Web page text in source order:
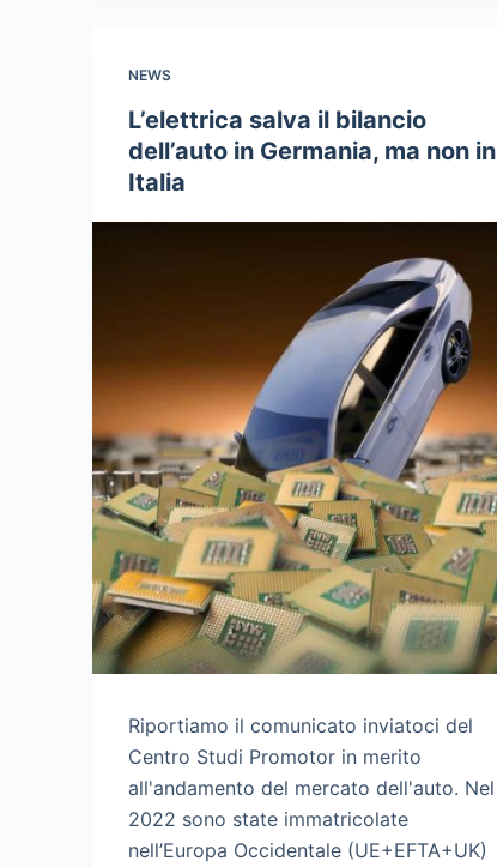
NEWS
L’elettrica salva il bilancio
dell’auto in Germania, ma non in
Italia
Riportiamo il comunicato inviatoci del
Centro Studi Promotor in merito
all'andamento del mercato dell'auto. Nel
2022 sono state immatricolate
nell’Europa Occidentale (UE+EFTA+UK)